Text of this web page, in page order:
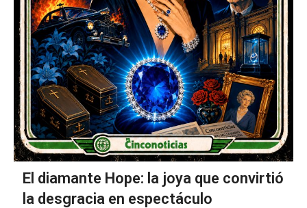
El diamante Hope: la joya que convirtió
la desgracia en espectáculo